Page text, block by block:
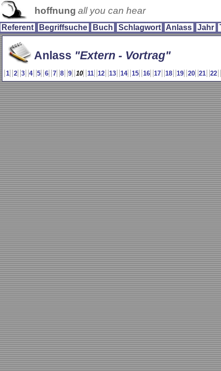
hoffnung all you can hear
Referent Begriffsuche Buch Schlagwort Anlass Jahr
Anlass Extern - Vortrag
1 2 3 4 5 6 7 8 9 10 11 12 13 14 15 16 17 18 19 20 21 22